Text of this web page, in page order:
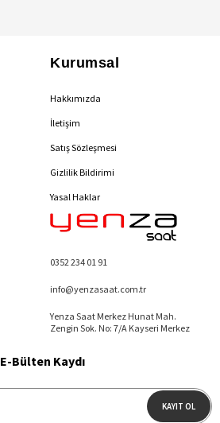
Kurumsal
Hakkımızda
İletişim
Satış Sözleşmesi
Gizlilik Bildirimi
Yasal Haklar
0352 234 01 91
info@yenzasaat.com.tr
Yenza Saat Merkez Hunat Mah.
Zengin Sok. No: 7/A Kayseri Merkez
E-Bülten Kaydı
KAYIT OL